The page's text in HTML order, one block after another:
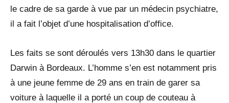
le cadre de sa garde à vue par un médecin psychiatre,
il a fait l’objet d’une hospitalisation d’office.
Les faits se sont déroulés vers 13h30 dans le quartier
Darwin à Bordeaux. L’homme s’en est notamment pris
à une jeune femme de 29 ans en train de garer sa
voiture à laquelle il a porté un coup de couteau à